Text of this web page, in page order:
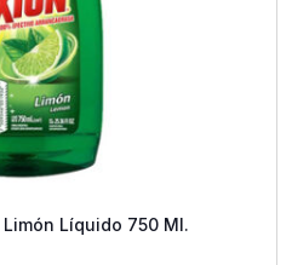
Líquido 750 Ml.